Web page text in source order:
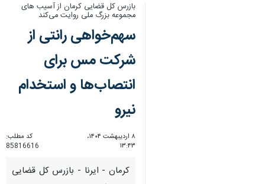
بازرس کل قضایی کرمان از آسیب های
مجموعه بزرگ ملی روایت می‌کند
سهم‌خواهی رانتی از
شرکت مس برای
انتصاب‌ها و استخدام
نیرو
۸ اردیبهشت ۱۴۰۴،
۱۳:۴۳
کد مطلب:
85816616
کرمان - ایرنا - بازرس کل قضایی